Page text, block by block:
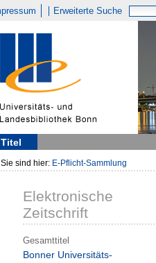
Erweiterte Suche
Titel
Sie sind hier: E-Pflicht-Sammlung
Elektronische
Zeitschrift
Gesamttitel
Bonner Universitäts-